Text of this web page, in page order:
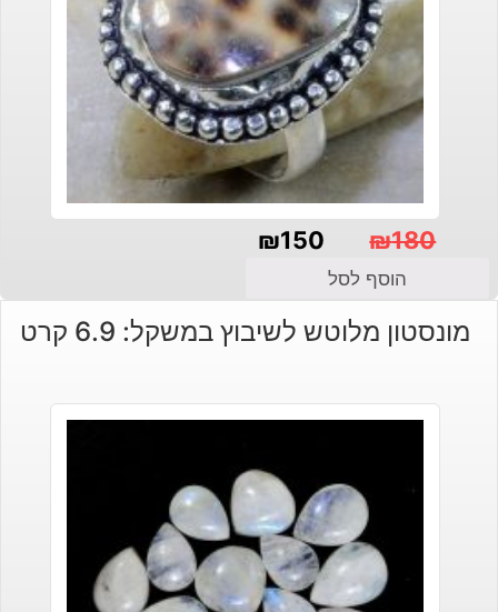
₪180
המקורי
היה:
₪150
הנוכחי
הוא:
הוסף לסל
מונסטון מלוטש לשיבוץ במשקל: 6.9 קרט